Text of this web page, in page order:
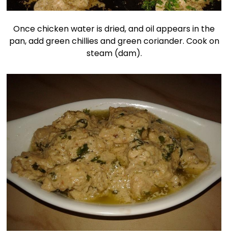
Once chicken water is dried, and oil appears in the
pan, add green chillies and green coriander. Cook on
steam (dam).